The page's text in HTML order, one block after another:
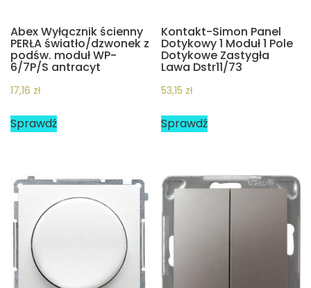
Abex Wyłącznik ścienny
PERŁA światło/dzwonek z
podśw. moduł WP-
6/7P/S antracyt
17,16 zł
Sprawdź
Kontakt-Simon Panel
Dotykowy 1 Moduł 1 Pole
Dotykowe Zastygła
Lawa Dstr11/73
53,15 zł
Sprawdź